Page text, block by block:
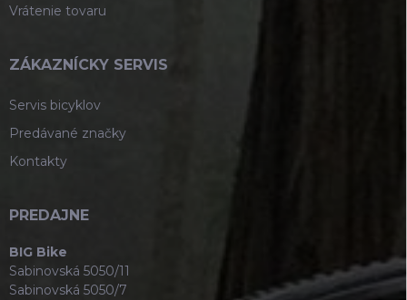
Vrátenie tovaru
ZÁKAZNÍCKY SERVIS
Servis bicyklov
Predávané značky
Kontakty
PREDAJNE
BIG Bike
Sabinovská 5050/11
Sabinovská 5050/7